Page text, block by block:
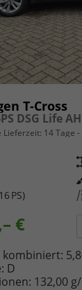
T-Cross
Lieferzeit: 14 Tage
PS)
€
D
132,00